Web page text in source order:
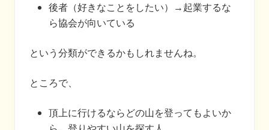
後者（好きなことをしたい）→起業するな
ら協会が向いている
という分類ができるかもしれませんね。
ところで、
頂上に行けるならどの山を登ってもよいか